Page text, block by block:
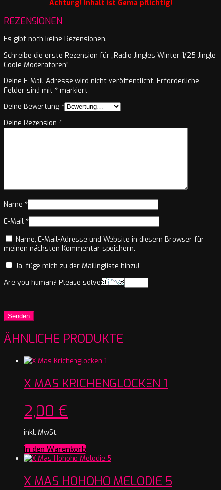
Achtung! Inhalt ist Gema pflichtig!
REZENSIONEN
Es gibt noch keine Rezensionen.
Schreibe die erste Rezension für „Radio Jingles Winter 1/25 Jingle
Coole Moderatoren“
Deine E-Mail-Adresse wird nicht veröffentlicht. Erforderliche
Felder sind mit * markiert
Deine Bewertung *
Deine Rezension *
Name *
E-Mail *
Name, E-Mail-Adresse und Website in diesem Browser für
meinen nächsten Kommentar speichern.
Ja, füge mich zu der Mailingliste hinzu!
Are you human? Please solve:
ÄHNLICHE PRODUKTE
X MAS KRICHENGLOCKEN 1
2,00 €
inkl. MwSt.
In den Warenkorb
X MAS HOHOHO MELODIE 5